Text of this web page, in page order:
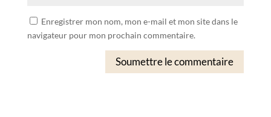
Enregistrer mon nom, mon e-mail et mon site dans le
navigateur pour mon prochain commentaire.
Soumettre le commentaire